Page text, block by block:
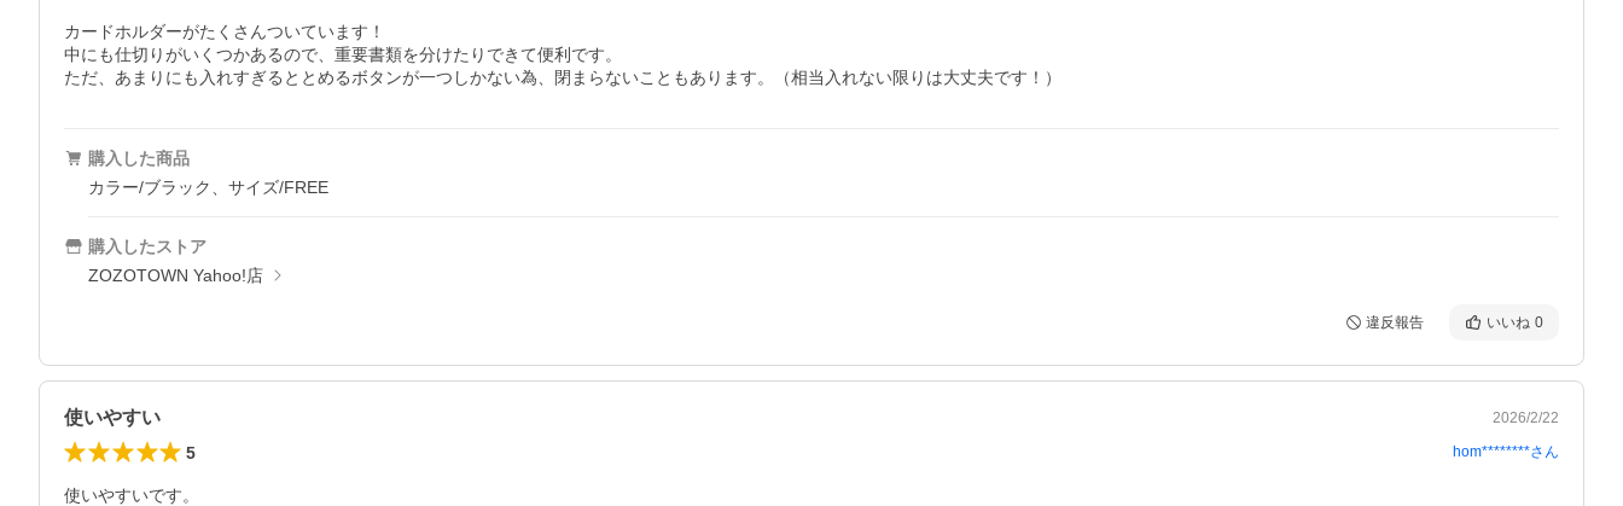
カードホルダーがたくさんついています！
中にも仕切りがいくつかあるので、重要書類を分けたりできて便利です。
ただ、あまりにも入れすぎるととめるボタンが一つしかない為、閉まらないこともあります。（相当入れない限りは大丈夫です！）
購入した商品
カラー/ブラック、サイズ/FREE
購入したストア
ZOZOTOWN Yahoo!店
違反報告 いいね 0
使いやすい 2026/2/22
5 hom********さん
使いやすいです。